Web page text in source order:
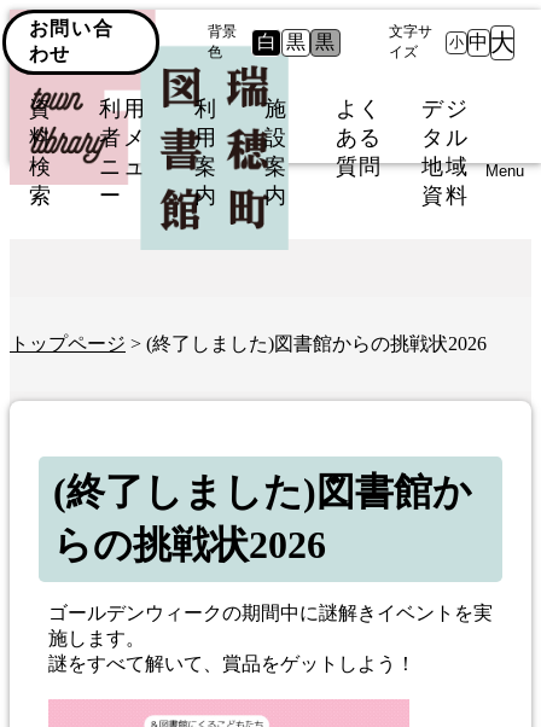
お問い合
わせ
背景
色
白 黒 黒
文字サ
イズ
小 中 大
資
料
検
索
利用
者メ
ニュ
ー
利
用
案
内
施
設
案
内
よく
ある
質問
デジ
タル
地域
資料
Menu
トップページ > (終了しました)図書館からの挑戦状2026
(終了しました)図書館か
らの挑戦状2026
ゴールデンウィークの期間中に謎解きイベントを実
施します。
謎をすべて解いて、賞品をゲットしよう！